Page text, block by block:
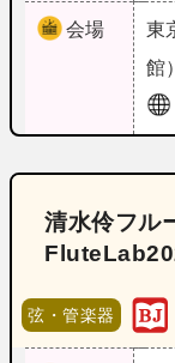
会場 東
館
清水伶フル
弦・管楽器